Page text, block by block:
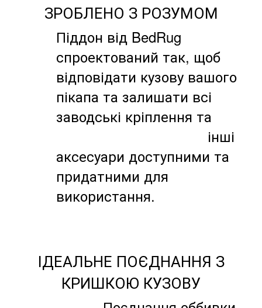
ЗРОБЛЕНО З РОЗУМОМ
Піддон від BedRug
спроектований так, щоб
відповідати кузову вашого
пікапа та залишати всі
заводські кріплення та
інші
аксесуари доступними та
придатними для
використання.
ІДЕАЛЬНЕ ПОЄДНАННЯ З
КРИШКОЮ КУЗОВУ